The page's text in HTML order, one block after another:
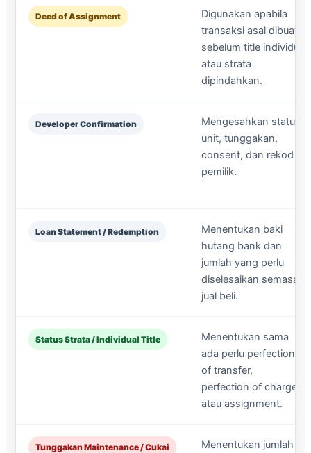
Deed of Assignment
Digunakan apabila
transaksi asal dibuat
sebelum title individu
atau strata
dipindahkan.
Developer Confirmation
Mengesahkan status
unit, tunggakan,
consent, dan rekod
pemilik.
Loan Statement / Redemption
Menentukan baki
hutang bank dan
jumlah yang perlu
diselesaikan semasa
jual beli.
Status Strata / Individual Title
Menentukan sama
ada perlu perfection
of transfer,
perfection of charge
atau assignment.
Tunggakan Maintenance / Cukai
Menentukan jumlah